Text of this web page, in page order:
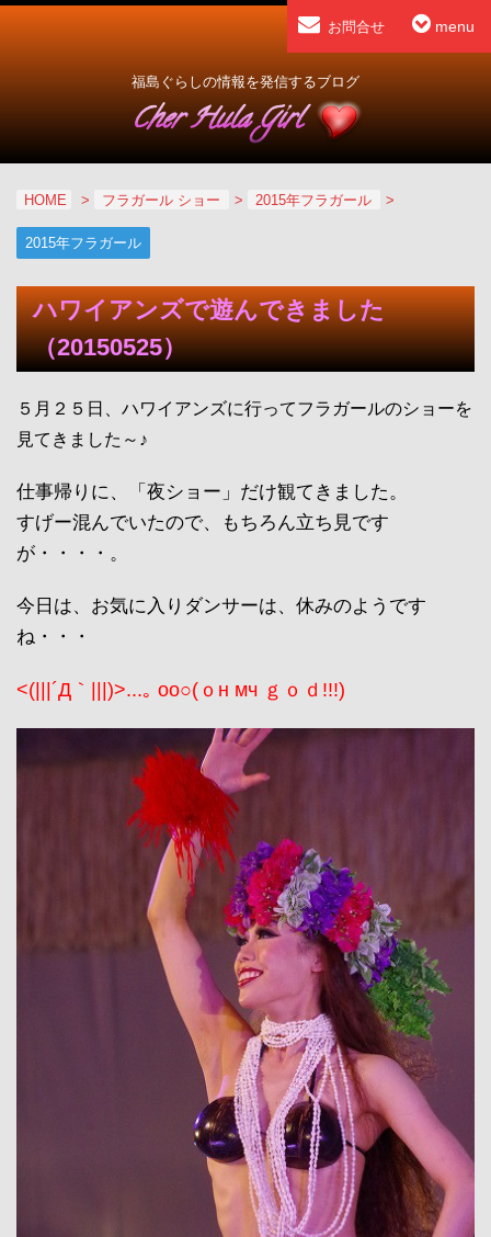
menu
お問合せ
福島ぐらしの情報を発信するブログ
HOME > フラガール ショー > 2015年フラガール >
2015年フラガール
ハワイアンズで遊んできました
（20150525）
５月２５日、ハワイアンズに行ってフラガールのショーを
見てきました～♪
仕事帰りに、「夜ショー」だけ観てきました。
すげー混んでいたので、もちろん立ち見です
が・・・・。
今日は、お気に入りダンサーは、休みのようです
ね・・・
<(|||´Д｀|||)>...｡ oо○(ｏн мч ｇｏｄ!!!)